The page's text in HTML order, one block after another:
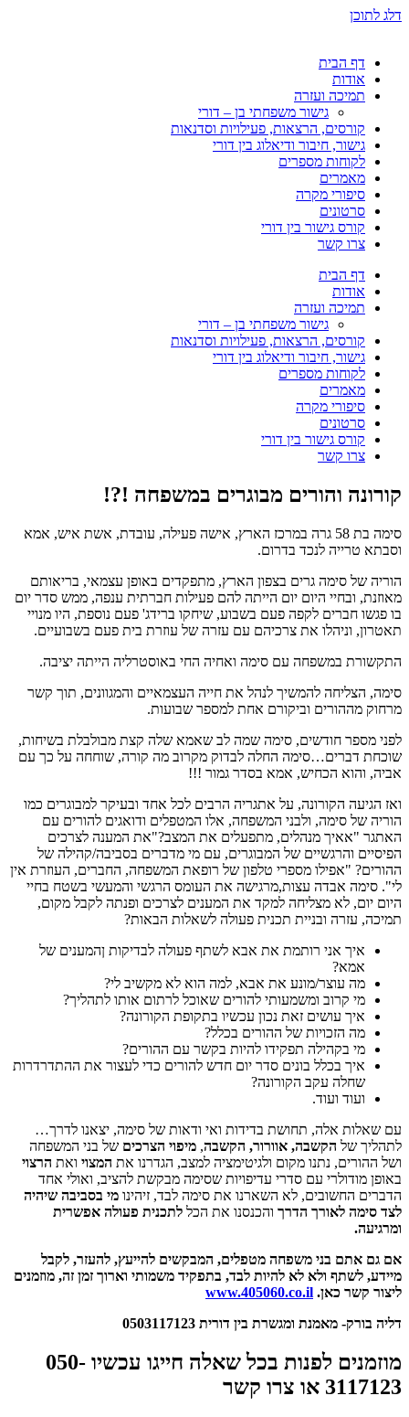
דלג לתוכן
דף הבית
אודות
תמיכה ועזרה
גישור משפחתי בן – דורי
קורסים, הרצאות, פעילויות וסדנאות
גישור, חיבור ודיאלוג בין דורי
לקוחות מספרים
מאמרים
סיפורי מקרה
סרטונים
קורס גישור בין דורי
צרו קשר
דף הבית
אודות
תמיכה ועזרה
גישור משפחתי בן – דורי
קורסים, הרצאות, פעילויות וסדנאות
גישור, חיבור ודיאלוג בין דורי
לקוחות מספרים
מאמרים
סיפורי מקרה
סרטונים
קורס גישור בין דורי
צרו קשר
קורונה והורים מבוגרים במשפחה !?!
סימה בת 58 גרה במרכז הארץ, אישה פעילה, עובדת, אשת איש, אמא
וסבתא טרייה לנכד בדרום.
הוריה של סימה גרים בצפון הארץ, מתפקדים באופן עצמאי, בריאותם
מאוזנת, ובחיי היום יום הייתה להם פעילות חברתית ענפה, ממש סדר יום
בו פגשו חברים לקפה פעם בשבוע, שיחקו ברידג' פעם נוספת, היו מנויי
תאטרון, וניהלו את צרכיהם עם עזרה של עוזרת בית פעם בשבועיים.
התקשורת במשפחה עם סימה ואחיה החי באוסטרליה הייתה יציבה.
סימה, הצליחה להמשיך לנהל את חייה העצמאיים והמגוונים, תוך קשר
מרחוק מההורים וביקורם אחת למספר שבועות.
לפני מספר חודשים, סימה שמה לב שאמא שלה קצת מבולבלת בשיחות,
שוכחת דברים…סימה החלה לבדוק מקרוב מה קורה, שוחחה על כך עם
אביה, והוא הכחיש, אמא בסדר גמור !!!
ואז הגיעה הקורונה, על אתגריה הרבים לכל אחד ובעיקר למבוגרים כמו
הוריה של סימה, ולבני המשפחה, אלו המטפלים ודואגים להורים עם
האתגר "אאיך מנהלים, מתפעלים את המצב?"את המענה לצרכים
הפיסיים והרגשיים של המבוגרים, עם מי מדברים בסביבה/קהילה של
ההורים? "אפילו מספרי טלפון של רופאת המשפחה, החברים, העוזרת אין
לי". סימה אבדה עצות,מרגישה את העומס הרגשי והמעשי בשטח בחיי
היום יום, לא מצליחה למקד את המענים לצרכים ופנתה לקבל מקום,
תמיכה, עזרה ובניית תכנית פעולה לשאלות הבאות?
איך אני רותמת את אבא לשתף פעולה לבדיקות ןהמענים של
אמא?
מה עוצר/מונע את אבא, למה הוא לא מקשיב לי?
מי קרוב ומשמעותי להורים שאוכל לרתום אותו לתהליך?
איך עושים זאת נכון עכשיו בתקופת הקורונה?
מה הזכויות של ההורים בכלל?
מי בקהילה תפקידו להיות בקשר עם ההורים?
איך בכלל בונים סדר יום חדש להורים כדי לעצור את ההתדרדרות
שחלה עקב הקורונה?
ועוד ועוד.
עם שאלות אלה, תחושת בדידות ואי ודאות של סימה, יצאנו לדרך…
לתהליך של הקשבה, אוורור, הקשבה, מיפוי הצרכים של בני המשפחה
ושל ההורים, נתנו מקום ולגיטימציה למצב, הגדרנו את המצוי ואת הרצוי
באופן מודולרי עם סדרי עדיפויות שסימה מבקשת להציב, ואולי אחד
הדברים החשובים, לא השארנו את סימה לבד, זיהינו מי בסביבה שיהיה
לצד סימה לאורך הדרך והכנסנו את הכל לתכנית פעולה אפשרית
ומרגיעה.
אם גם אתם בני משפחה מטפלים, המבקשים להייעץ, להעזר, לקבל
מיידע, לשתף ולא לא להיות לבד, בתפקיד משמותי וארוך זמן זה, מוזמנים
ליצור קשר כאן. www.405060.co.il
דליה בורק- מאמנת ומגשרת בין דורית 0503117123
מוזמנים לפנות בכל שאלה חייגו עכשיו 050-
3117123 או צרו קשר